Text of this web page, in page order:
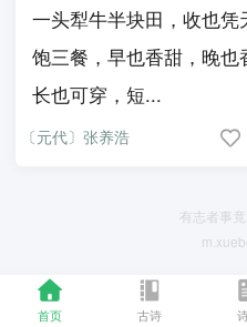
首页 古诗
一头犁牛半块田，收也
饱三餐，早也香甜，晚也
长也可穿，短...
〔元代〕张养浩
有志者事